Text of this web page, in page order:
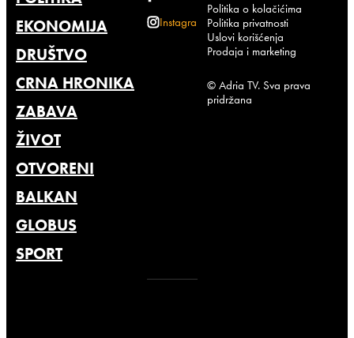
EKONOMIJA
DRUŠTVO
CRNA HRONIKA
ZABAVA
ŽIVOT
OTVORENI
BALKAN
GLOBUS
SPORT
Instagram
Politika o kolačićima
Politika privatnosti
Uslovi korišćenja
Prodaja i marketing
© Adria TV. Sva prava
pridržana